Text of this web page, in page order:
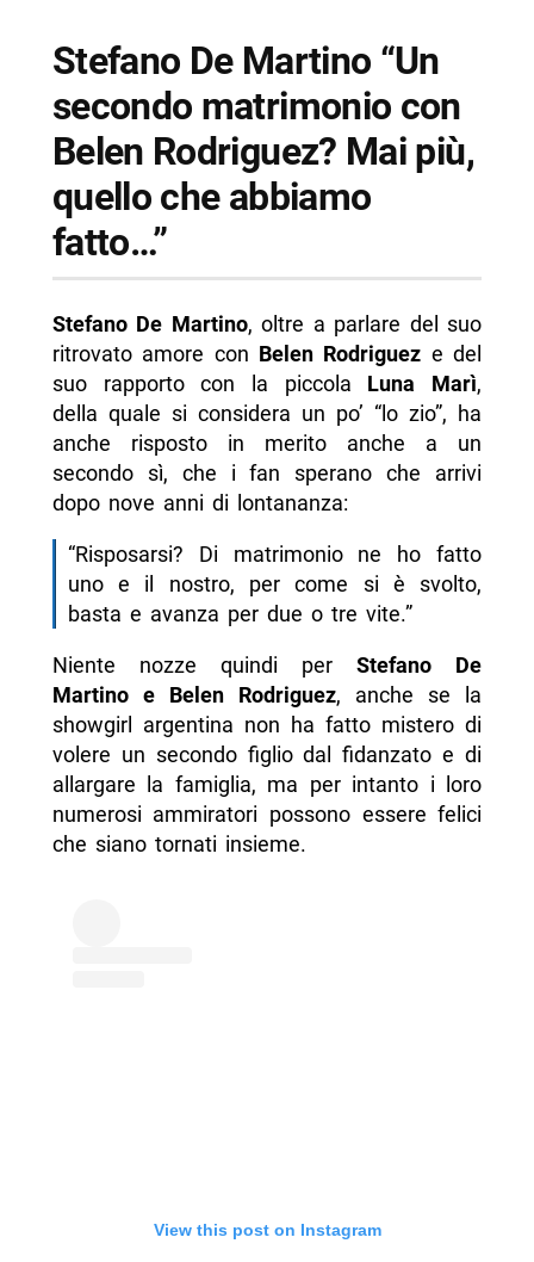
Stefano De Martino “Un
secondo matrimonio con
Belen Rodriguez? Mai più,
quello che abbiamo
fatto…”
Stefano De Martino, oltre a parlare del suo
ritrovato amore con Belen Rodriguez e del
suo rapporto con la piccola Luna Marì,
della quale si considera un po’ “lo zio”, ha
anche risposto in merito anche a un
secondo sì, che i fan sperano che arrivi
dopo nove anni di lontananza:
“Risposarsi? Di matrimonio ne ho fatto
uno e il nostro, per come si è svolto,
basta e avanza per due o tre vite.”
Niente nozze quindi perStefano De
Martino e Belen Rodriguez, anche se la
showgirl argentina non ha fatto mistero di
volere un secondo figlio dal fidanzato e di
allargare la famiglia, ma per intanto i loro
numerosi ammiratori possono essere felici
che siano tornati insieme.
View this post on Instagram